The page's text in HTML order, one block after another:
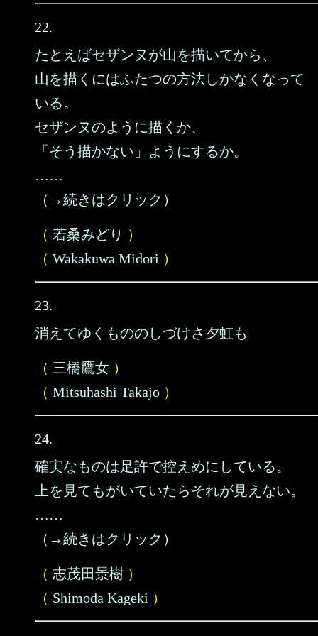
22.
たとえばセザンヌが山を描いてから、
山を描くにはふたつの方法しかなくなって
いる。
セザンヌのように描くか、
「そう描かない」ようにするか。
……
（→続きはクリック）
（ 若桑みどり ）
（ Wakakuwa Midori ）
23.
消えてゆくもののしづけさ夕虹も
（ 三橋鷹女 ）
（ Mitsuhashi Takajo ）
24.
確実なものは足許で控えめにしている。
上を見てもがいていたらそれが見えない。
……
（→続きはクリック）
（ 志茂田景樹 ）
（ Shimoda Kageki ）